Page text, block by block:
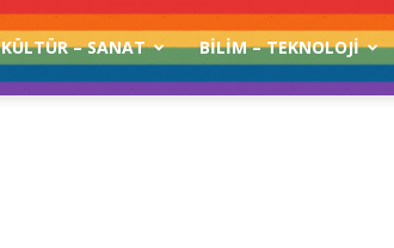
KÜLTÜR – SANAT BILIM – TEKNOLOJI